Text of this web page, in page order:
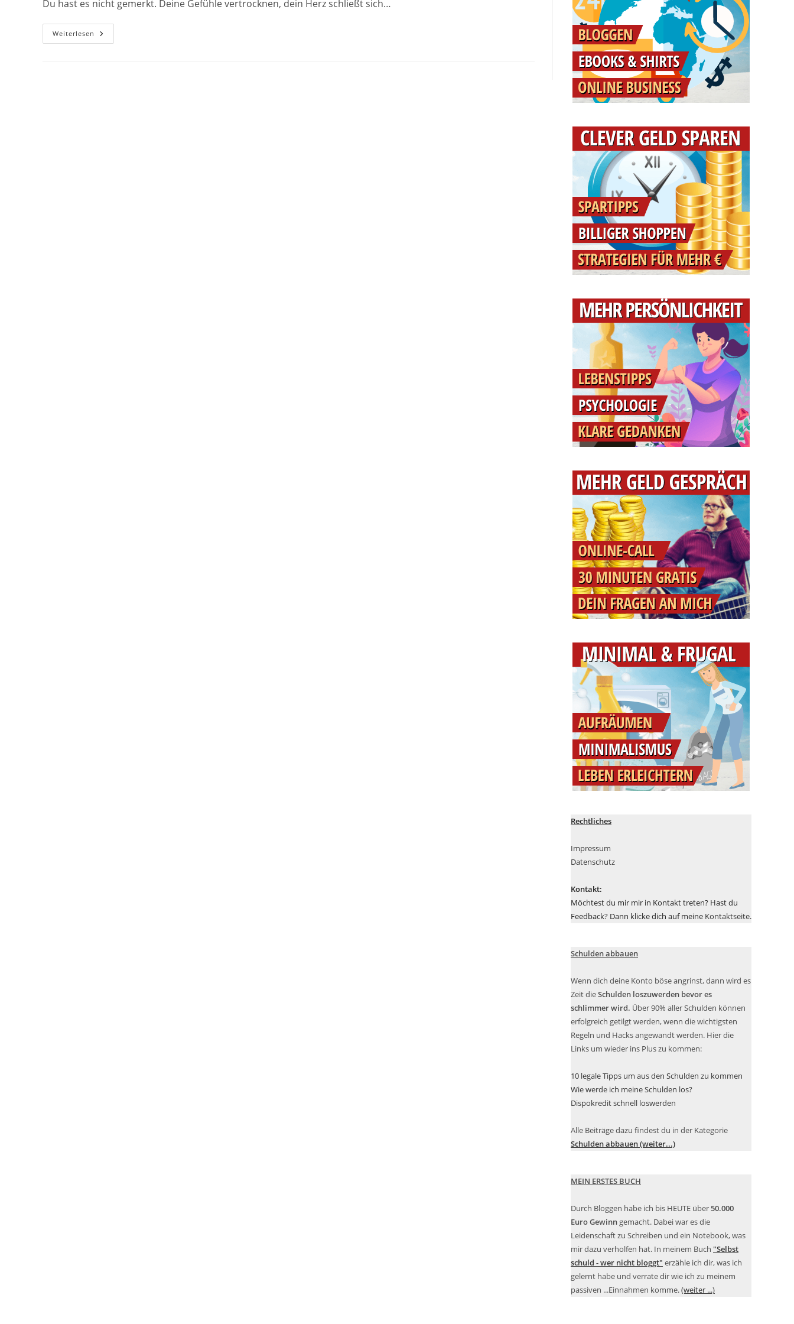
Du hast es nicht gemerkt. Deine Gefühle vertrocknen, dein Herz schließt sich…
Weiterlesen Emotionale
Demenz
Rechtliches
Impressum
Datenschutz
Kontakt:
Möchtest du mir mir in Kontakt treten? Hast du
Feedback? Dann klicke dich auf meine Kontaktseite.
Schulden abbauen
Wenn dich deine Konto böse angrinst, dann wird es
Zeit dieSchulden loszuwerden bevor es
schlimmer wird. Über 90% aller Schulden können
erfolgreich getilgt werden, wenn die wichtigsten
Regeln und Hacks angewandt werden. Hier die
Links um wieder ins Plus zu kommen:
10 legale Tipps um aus den Schulden zu kommen
Wie werde ich meine Schulden los?
Dispokredit schnell loswerden
Alle Beiträge dazu findest du in der Kategorie
Schulden abbauen (weiter...)
MEIN ERSTES BUCH
Durch Bloggen habe ich bis HEUTE über50.000
Euro Gewinn gemacht. Dabei war es die
Leidenschaft zu Schreiben und ein Notebook, was
mir dazu verholfen hat. In meinem Buch "Selbst
schuld - wer nicht bloggt" erzähle ich dir, was ich
gelernt habe und verrate dir wie ich zu meinem
passiven ...Einnahmen komme.(weiter ...)